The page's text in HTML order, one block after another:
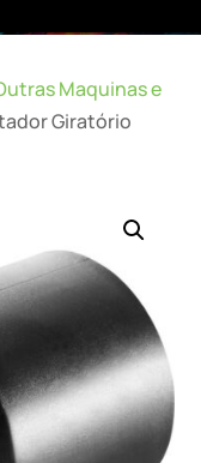
Maquinas e
Giratório